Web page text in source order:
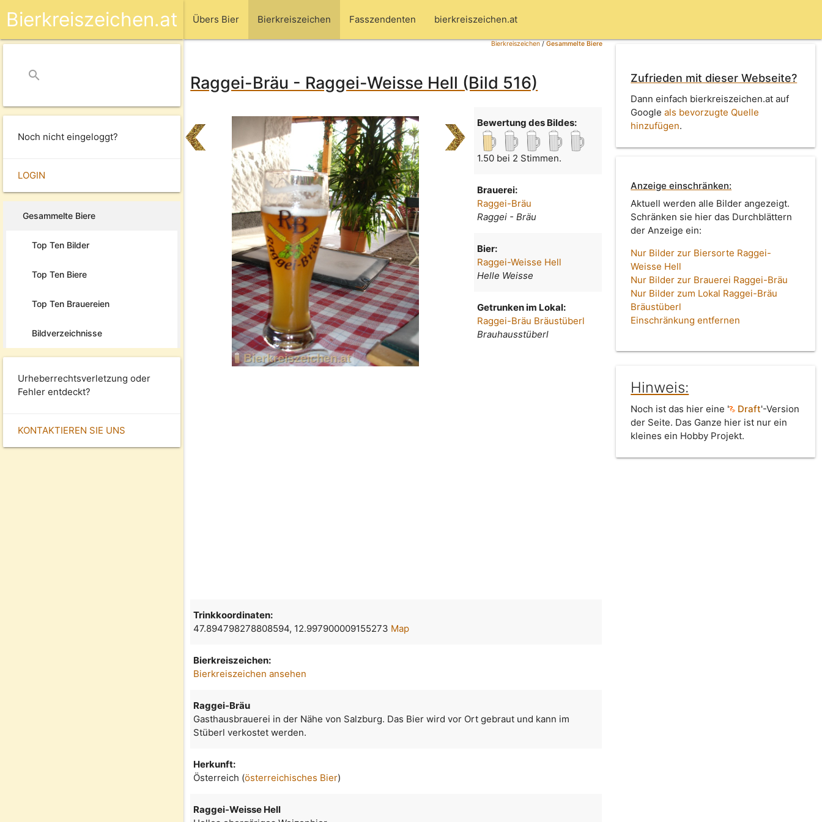
Übers Bier Bierkreiszeichen Fasszendenten bierkreiszeichen.at
Bierkreiszeichen.at
search
Noch nicht eingeloggt?
LOGIN
Gesammelte Biere
Top Ten Bilder
Top Ten Biere
Top Ten Brauereien
Bildverzeichnisse
Urheberrechtsverletzung oder
Fehler entdeckt?
KONTAKTIEREN SIE UNS
Bierkreiszeichen/Gesammelte Biere
Raggei-Bräu - Raggei-Weisse Hell (Bild 516)
Bewertung des Bildes:
1.50 bei 2 Stimmen.
Brauerei:
Raggei-Bräu
Raggei - Bräu
Bier:
Raggei-Weisse Hell
Helle Weisse
Getrunken im Lokal:
Raggei-Bräu Bräustüberl
Brauhausstüberl
Zufrieden mit dieser Webseite?
Dann einfach bierkreiszeichen.at auf
Googleals bevorzugte Quelle
hinzufügen.
Anzeige einschränken:
Aktuell werden alle Bilder angezeigt.
Schränken sie hier das Durchblättern
der Anzeige ein:
Nur Bilder zur Biersorte Raggei-
Weisse Hell
Nur Bilder zur Brauerei Raggei-Bräu
Nur Bilder zum Lokal Raggei-Bräu
Bräustüberl
Einschränkung entfernen
Hinweis:
Noch ist das hier eine ' Draft'-Version
der Seite. Das Ganze hier ist nur ein
kleines ein Hobby Projekt.
Trinkkoordinaten:
47.894798278808594, 12.997900009155273 Map
Bierkreiszeichen:
Bierkreiszeichen ansehen
Raggei-Bräu
Gasthausbrauerei in der Nähe von Salzburg. Das Bier wird vor Ort gebraut und kann im
Stüberl verkostet werden.
Herkunft:
Österreich (österreichisches Bier)
Raggei-Weisse Hell